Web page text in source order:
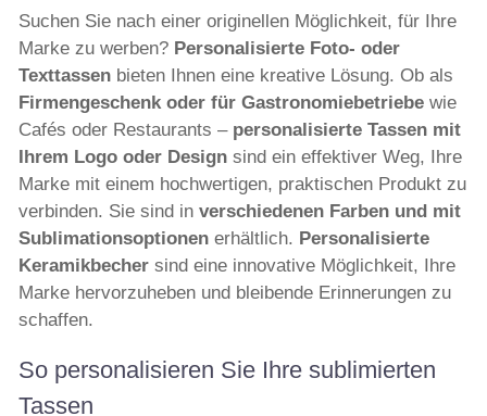
Suchen Sie nach einer originellen Möglichkeit, für Ihre
Marke zu werben? Personalisierte Foto- oder
Texttassenbieten Ihnen eine kreative Lösung. Ob als
Firmengeschenk oder für Gastronomiebetriebewie
Cafés oder Restaurants – personalisierte Tassen mit
Ihrem Logo oder Designsind ein effektiver Weg, Ihre
Marke mit einem hochwertigen, praktischen Produkt zu
verbinden. Sie sind in verschiedenen Farben und mit
Sublimationsoptionenerhältlich. Personalisierte
Keramikbechersind eine innovative Möglichkeit, Ihre
Marke hervorzuheben und bleibende Erinnerungen zu
schaffen.
So personalisieren Sie Ihre sublimierten
Tassen